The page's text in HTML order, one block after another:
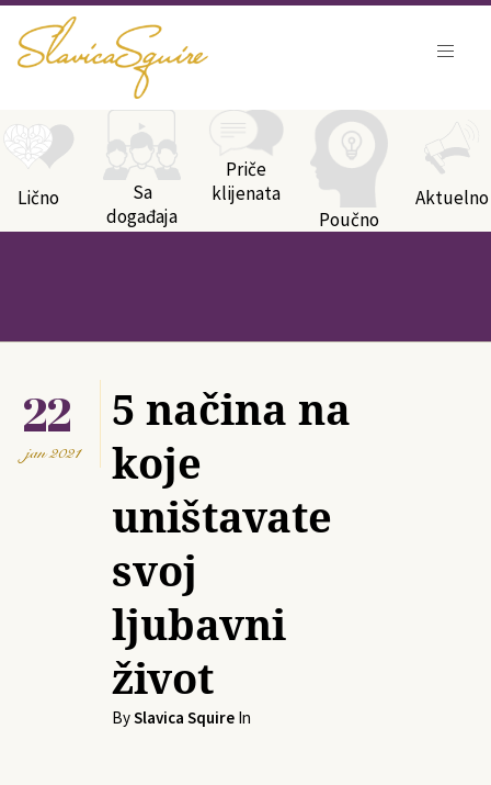
Kategorije bloga
Lično
Sa
događaja
Priče
klijenata
Poučno
Aktuelno
22
jan2021
5 načina na
koje
uništavate
svoj
ljubavni
život
BySlavica Squire In